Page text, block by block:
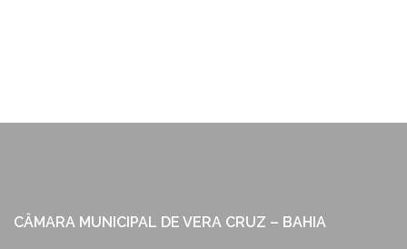
CÂMARA MUNICIPAL DE VERA CRUZ – BAHIA